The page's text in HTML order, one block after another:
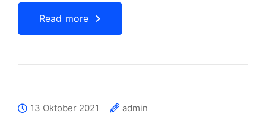
Read more
13 Oktober 2021
admin